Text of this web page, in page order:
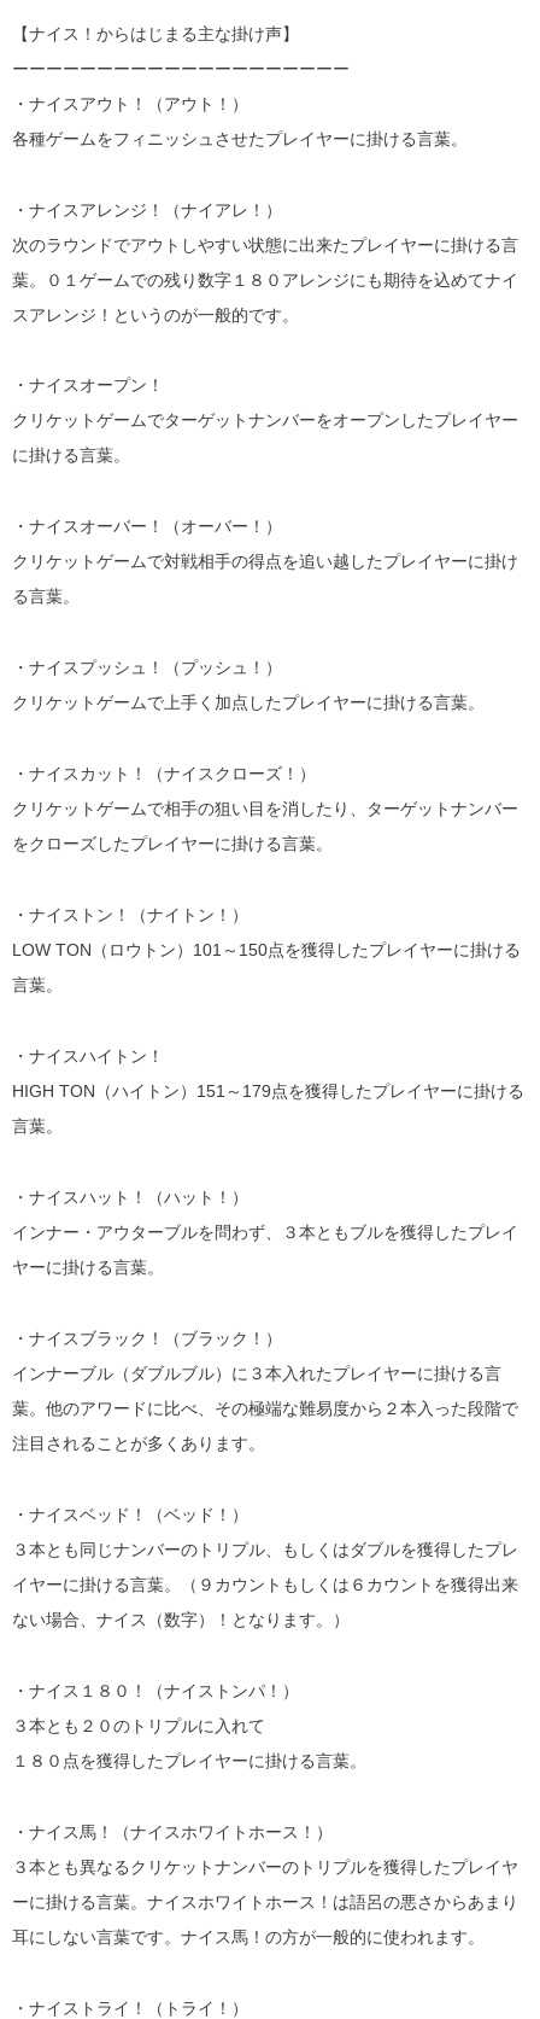
【ナイス！からはじまる主な掛け声】
ーーーーーーーーーーーーーーーーーーーー
・ナイスアウト！（アウト！）
各種ゲームをフィニッシュさせたプレイヤーに掛ける言葉。
・ナイスアレンジ！（ナイアレ！）
次のラウンドでアウトしやすい状態に出来たプレイヤーに掛ける言
葉。０１ゲームでの残り数字１８０アレンジにも期待を込めてナイ
スアレンジ！というのが一般的です。
・ナイスオープン！
クリケットゲームでターゲットナンバーをオープンしたプレイヤー
に掛ける言葉。
・ナイスオーバー！（オーバー！）
クリケットゲームで対戦相手の得点を追い越したプレイヤーに掛け
る言葉。
・ナイスプッシュ！（プッシュ！）
クリケットゲームで上手く加点したプレイヤーに掛ける言葉。
・ナイスカット！（ナイスクローズ！）
クリケットゲームで相手の狙い目を消したり、ターゲットナンバー
をクローズしたプレイヤーに掛ける言葉。
・ナイストン！（ナイトン！）
LOW TON（ロウトン）101～150点を獲得したプレイヤーに掛ける
言葉。
・ナイスハイトン！
HIGH TON（ハイトン）151～179点を獲得したプレイヤーに掛ける
言葉。
・ナイスハット！（ハット！）
インナー・アウターブルを問わず、３本ともブルを獲得したプレイ
ヤーに掛ける言葉。
・ナイスブラック！（ブラック！）
インナーブル（ダブルブル）に３本入れたプレイヤーに掛ける言
葉。他のアワードに比べ、その極端な難易度から２本入った段階で
注目されることが多くあります。
・ナイスベッド！（ベッド！）
３本とも同じナンバーのトリプル、もしくはダブルを獲得したプレ
イヤーに掛ける言葉。（９カウントもしくは６カウントを獲得出来
ない場合、ナイス（数字）！となります。）
・ナイス１８０！（ナイストンパ！）
３本とも２０のトリプルに入れて
１８０点を獲得したプレイヤーに掛ける言葉。
・ナイス馬！（ナイスホワイトホース！）
３本とも異なるクリケットナンバーのトリプルを獲得したプレイヤ
ーに掛ける言葉。ナイスホワイトホース！は語呂の悪さからあまり
耳にしない言葉です。ナイス馬！の方が一般的に使われます。
・ナイストライ！（トライ！）